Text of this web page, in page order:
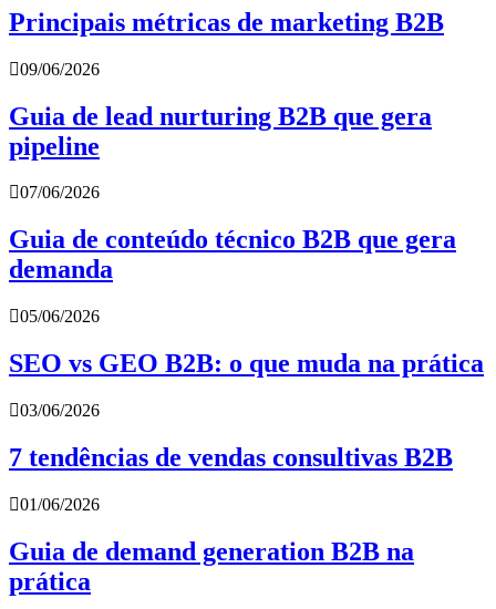
Principais métricas de marketing B2B
09/06/2026
Guia de lead nurturing B2B que gera
pipeline
07/06/2026
Guia de conteúdo técnico B2B que gera
demanda
05/06/2026
SEO vs GEO B2B: o que muda na prática
03/06/2026
7 tendências de vendas consultivas B2B
01/06/2026
Guia de demand generation B2B na
prática